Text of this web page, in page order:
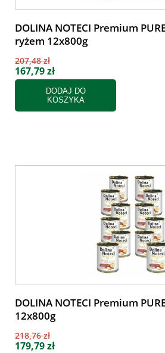
DOLINA NOTECI Premium
ryżem 12x800g
207,48 zł
167,79 zł
DODAJ DO
KOSZYKA
DOLINA NOTECI Premium
12x800g
218,76 zł
179,79 zł